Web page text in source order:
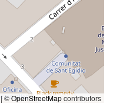
|©OpenStreetMapcontributors